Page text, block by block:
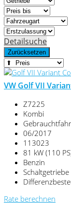
Detailsuche
Zurücksetzen
VW Golf VII
Z7225
Kombi
06/2017
113023
81 kW (110
Benzin
Schaltgetriebe
Rate berechnen